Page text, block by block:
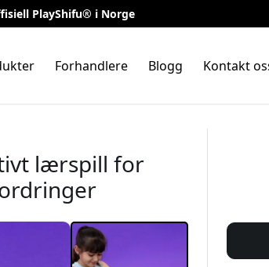
PlayShifu® i Norge
Forhandlere Blogg Kontakt
lærspill for